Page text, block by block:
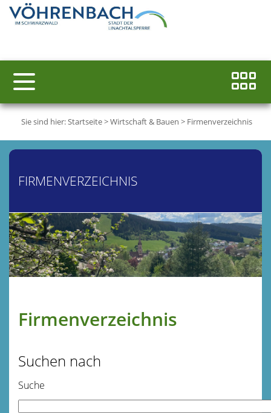
Sie sind hier:Startseite>Wirtschaft & Bauen > Firmenverzeichnis
FIRMENVERZEICHNIS
Firmenverzeichnis
Suchen nach
Suche